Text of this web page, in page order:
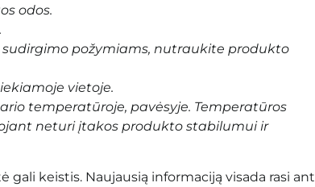
odos.
požymiams, nutraukite produkto
vietoje.
temperatūroje, pavėsyje. Temperatūros
neturi įtakos produkto stabilumui ir
gali keistis. Naujausią informaciją visada rasi ant